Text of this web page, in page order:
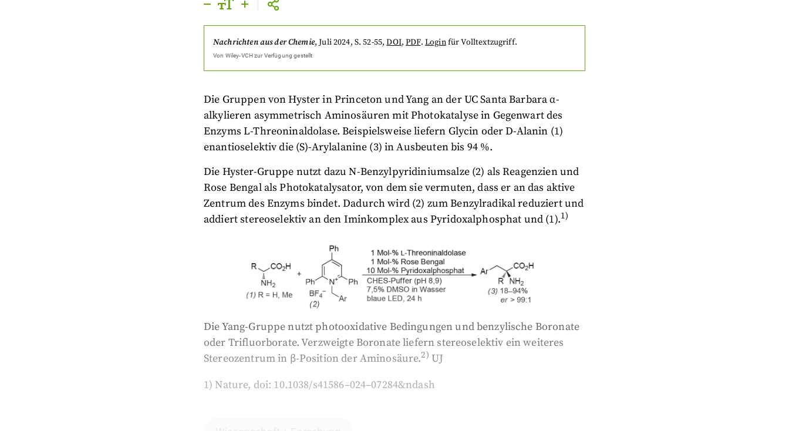
Nachrichten aus der Chemie,Juli 2024, S. 52-55,DOI,PDF. Loginfür Volltextzugriff.
Von Wiley-VCHzur Verfügung gestellt
Die Gruppen von Hyster in Princeton und Yang an der UC Santa Barbara α-
alkylieren asymmetrisch Aminosäuren mit Photokatalyse in Gegenwart des
Enzyms L-Threoninaldolase. Beispielsweise liefern Glycin oder D-Alanin (1)
enantioselektiv die (S)-Arylalanine (3) in Ausbeuten bis 94 %.
Die Hyster-Gruppe nutzt dazu N-Benzylpyridiniumsalze (2) als Reagenzien und
Rose Bengal als Photokatalysator, von dem sie vermuten, dass er an das aktive
Zentrum des Enzyms bindet. Dadurch wird (2) zum Benzylradikal reduziert und
addiert stereoselektiv an den Iminkomplex aus Pyridoxalphosphat und (1).1)
Die Yang-Gruppe nutzt photooxidative Bedingungen und benzylische Boronate
oder Trifluorborate. Verzweigte Boronate liefern stereoselektiv ein weiteres
Stereozentrum in β-Position der Aminosäure.2) UJ
1) Nature, doi: 10.1038/s41586–024–07284&ndash